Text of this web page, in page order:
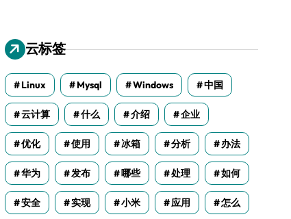
云标签
Linux Mysql Windows 中国
云计算 什么 介绍 企业
优化 使用 冰箱 分析 办法
华为 发布 哪些 处理 如何
安全 实现 小米 应用 怎么